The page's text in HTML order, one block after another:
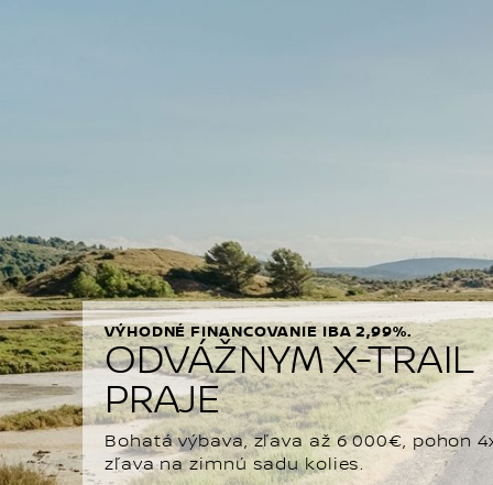
ODVÁŽNYM X-TRAIL
PRAJE
VÝHODNÉ FINANCOVANIE IBA 2,99%.
Bohatá výbava, zľava až 6 000€, pohon
zľava na zimnú sadu kolies.